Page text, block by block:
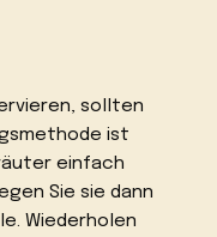
sollten
ist
einfach
Sie sie dann
Wiederholen